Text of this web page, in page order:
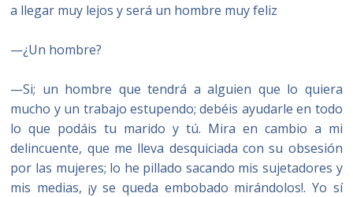
a llegar muy lejos y será un hombre muy feliz
—¿Un hombre?
—Si; un hombre que tendrá a alguien que lo quiera
mucho y un trabajo estupendo; debéis ayudarle en todo
lo que podáis tu marido y tú. Mira en cambio a mi
delincuente, que me lleva desquiciada con su obsesión
por las mujeres; lo he pillado sacando mis sujetadores y
mis medias, ¡y se queda embobado mirándolos!. Yo sí